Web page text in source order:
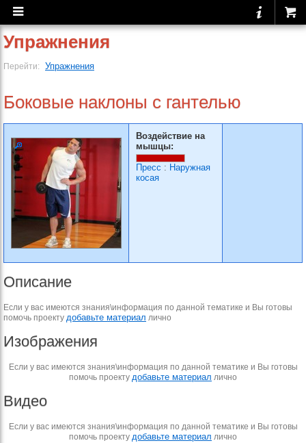
Упражнения
Перейти: Упражнения
Боковые наклоны с гантелью
Воздействие на
мышцы:
Пресс : Наружная
косая
Описание
Если у вас имеются знания\информация по данной тематике и Вы готовы
помочь проекту добавьте материал лично
Изображения
Если у вас имеются знания\информация по данной тематике и Вы готовы
помочь проекту добавьте материал лично
Видео
Если у вас имеются знания\информация по данной тематике и Вы готовы
помочь проекту добавьте материал лично